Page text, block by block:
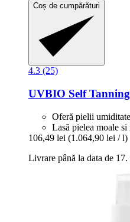
Coș de cumpărături
4.3 (25)
UVBIO Self
Oferă pielii umiditate
Lasă pielea moale si
106,49 lei (1.064,90 lei / l)
Livrare până la data de 17.